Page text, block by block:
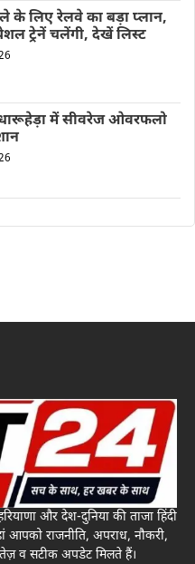
के लिए रेलवे का बड़ा प्लान,
ट्रेनें चलेंगी, देखें लिस्ट
में सीवरेज ओवरफलो
और देश-दुनिया की ताजा हिंदी
आपको राजनीति, अपराध, नौकरी,
व सटीक अपडेट मिलते हैं।